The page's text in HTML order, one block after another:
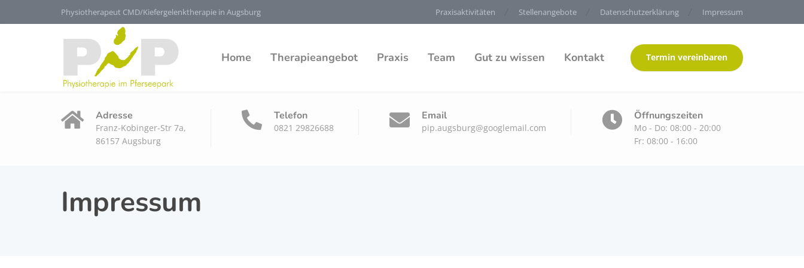
Physiotherapeut CMD/Kiefergelenktherapie in Augsburg Praxisaktivitäten Stellenangebote Datenschutzerklärung Impressum
Home Therapieangebot Praxis Team Gut zu wissen Kontakt Termin vereinbaren
Adresse
Franz-Kobinger-Str 7a,
86157 Augsburg
Telefon
0821 29826688
Email
pip.augsburg@googlemail.com
Öffnungszeiten
Mo - Do: 08:00 - 20:00
Fr: 08:00 - 16:00
Impressum